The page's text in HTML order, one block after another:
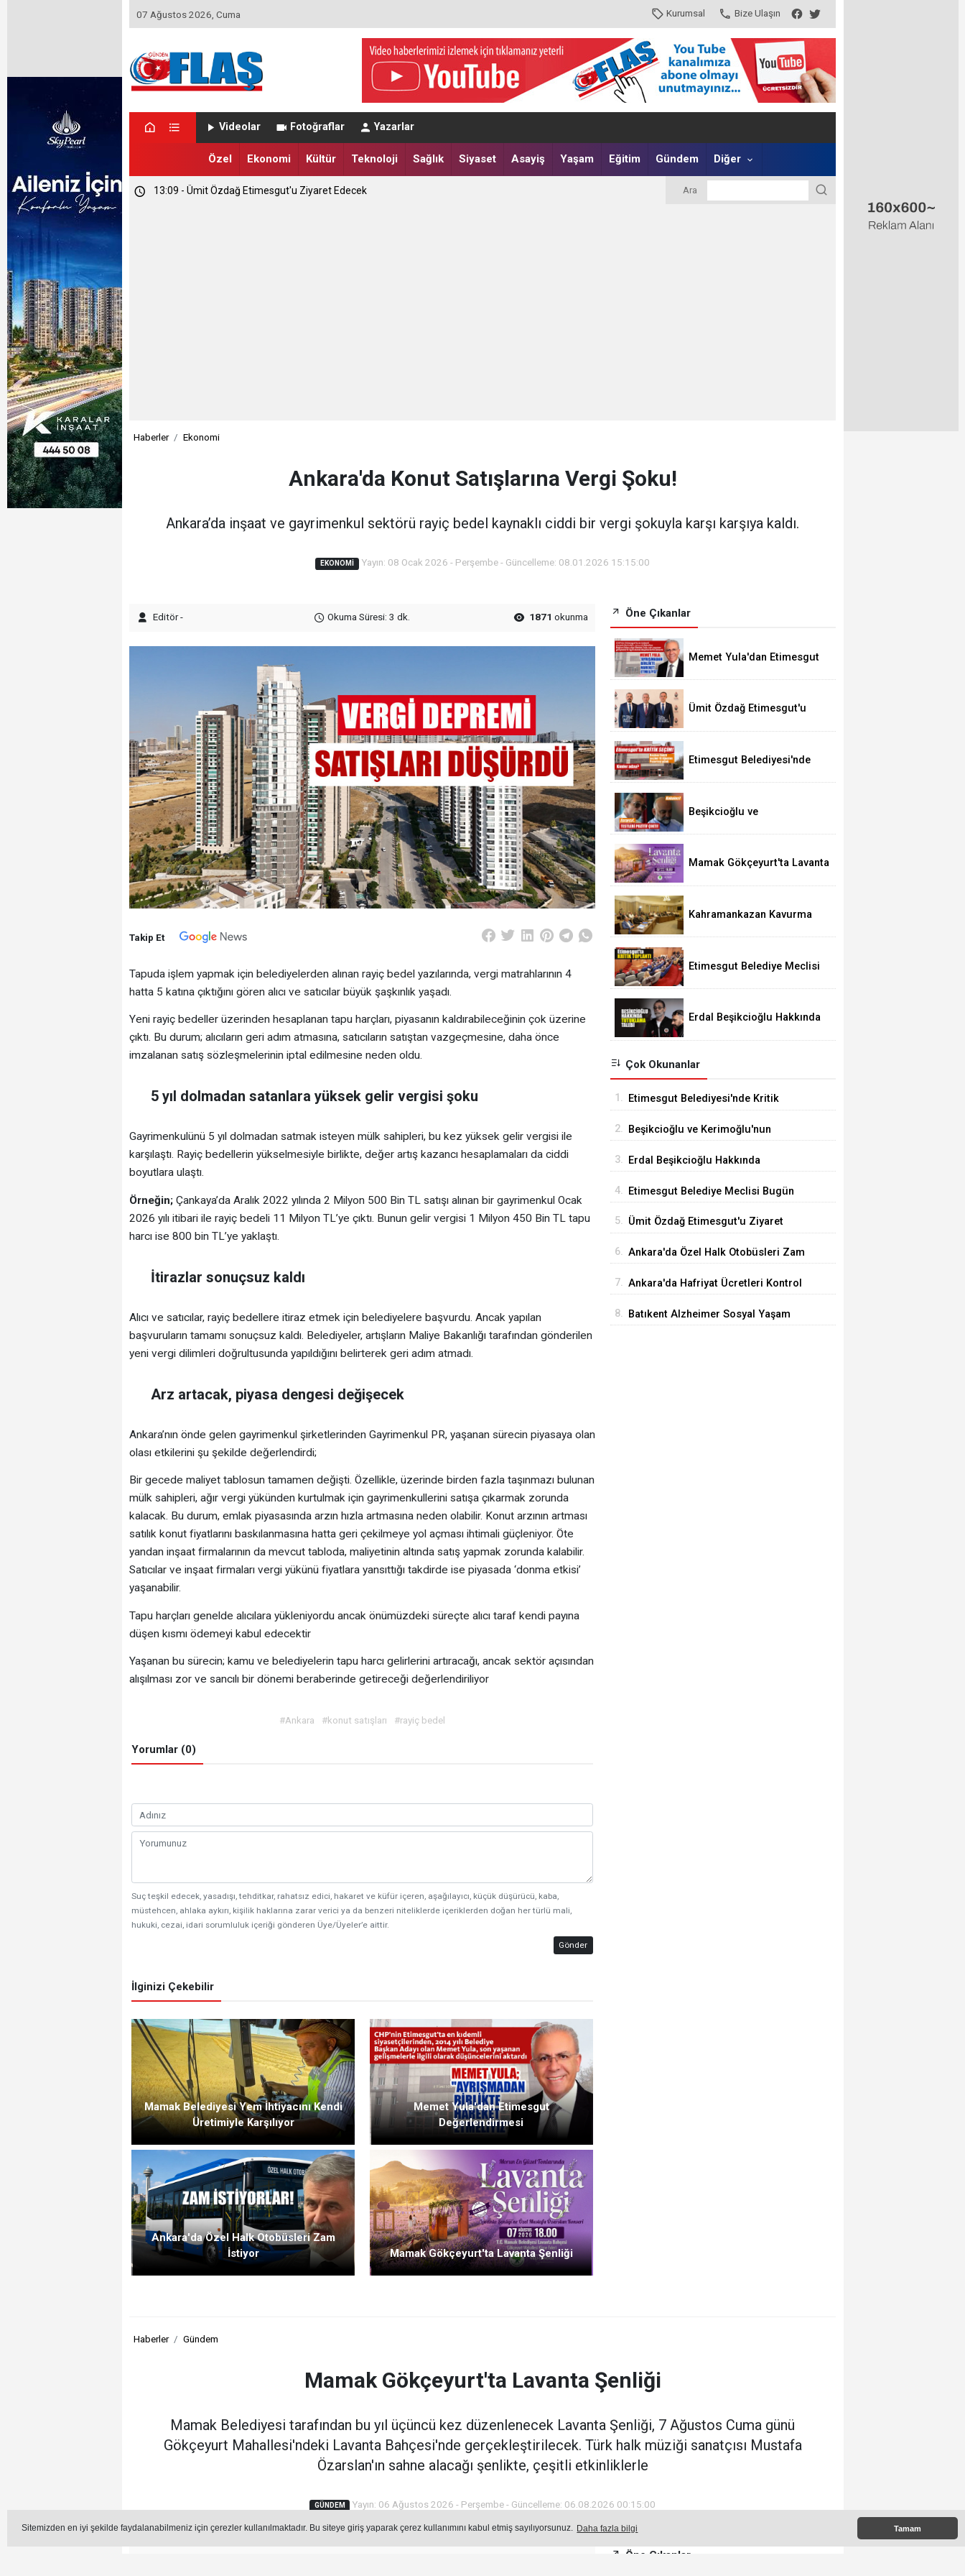
Sitemizden en iyi şekilde faydalanabilmeniz için çerezler kullanılmaktadır. Bu siteye giriş yaparak çerez kullanımını kabul etmiş sayılıyorsunuz. Daha fazla bilgi Tamam
07 Ağustos 2026, Cuma Kurumsal Bize Ulaşın
Videolar Fotoğraflar Yazarlar
Özel Ekonomi Kültür Teknoloji Sağlık Siyaset Asayiş Yaşam Eğitim Gündem Diğer
23:46 - Memet Yula'dan Etimesgut Değerlendirmesi
13:09 - Ümit Özdağ Etimesgut'u Ziyaret Edecek Ara
Haberler Ekonomi
Ankara'da Konut Satışlarına Vergi Şoku!
Ankara’da inşaat ve gayrimenkul sektörü rayiç bedel kaynaklı ciddi bir vergi şokuyla karşı karşıya kaldı.
EKONOMI Yayın: 08 Ocak 2026 - Perşembe - Güncelleme: 08.01.2026 15:15:00
Editör - Okuma Süresi: 3 dk. 1871 okunma
Takip Et
Tapuda işlem yapmak için belediyelerden alınan rayiç bedel yazılarında, vergi matrahlarının 4
hatta 5 katına çıktığını gören alıcı ve satıcılar büyük şaşkınlık yaşadı.
Yeni rayiç bedeller üzerinden hesaplanan tapu harçları, piyasanın kaldırabileceğinin çok üzerine
çıktı. Bu durum; alıcıların geri adım atmasına, satıcıların satıştan vazgeçmesine, daha önce
imzalanan satış sözleşmelerinin iptal edilmesine neden oldu.
5 yıl dolmadan satanlara yüksek gelir vergisi şoku
Gayrimenkulünü 5 yıl dolmadan satmak isteyen mülk sahipleri, bu kez yüksek gelir vergisi ile
karşılaştı. Rayiç bedellerin yükselmesiyle birlikte, değer artış kazancı hesaplamaları da ciddi
boyutlara ulaştı.
Örneğin;Çankaya’da Aralık 2022 yılında 2 Milyon 500 Bin TL satışı alınan bir gayrimenkul Ocak
2026 yılı itibari ile rayiç bedeli 11 Milyon TL’ye çıktı. Bunun gelir vergisi 1 Milyon 450 Bin TL tapu
harcı ise 800 bin TL’ye yaklaştı.
İtirazlar sonuçsuz kaldı
Alıcı ve satıcılar, rayiç bedellere itiraz etmek için belediyelere başvurdu. Ancak yapılan
başvuruların tamamı sonuçsuz kaldı. Belediyeler, artışların Maliye Bakanlığı tarafından gönderilen
yeni vergi dilimleri doğrultusunda yapıldığını belirterek geri adım atmadı.
Arz artacak, piyasa dengesi değişecek
Ankara’nın önde gelen gayrimenkul şirketlerinden Gayrimenkul PR, yaşanan sürecin piyasaya olan
olası etkilerini şu şekilde değerlendirdi;
Bir gecede maliyet tablosun tamamen değişti. Özellikle, üzerinde birden fazla taşınmazı bulunan
mülk sahipleri, ağır vergi yükünden kurtulmak için gayrimenkullerini satışa çıkarmak zorunda
kalacak. Bu durum, emlak piyasasında arzın hızla artmasına neden olabilir. Konut arzının artması
satılık konut fiyatlarını baskılanmasına hatta geri çekilmeye yol açması ihtimali güçleniyor. Öte
yandan inşaat firmalarının da mevcut tabloda, maliyetinin altında satış yapmak zorunda kalabilir.
Satıcılar ve inşaat firmaları vergi yükünü fiyatlara yansıttığı takdirde ise piyasada ‘donma etkisi’
yaşanabilir.
Tapu harçları genelde alıcılara yükleniyordu ancak önümüzdeki süreçte alıcı taraf kendi payına
düşen kısmı ödemeyi kabul edecektir
Yaşanan bu sürecin; kamu ve belediyelerin tapu harcı gelirlerini artıracağı, ancak sektör açısından
alışılması zor ve sancılı bir dönemi beraberinde getireceği değerlendiriliyor
#Ankara #konut satışları #rayiç bedel
Yorumlar (0)
Suç teşkil edecek, yasadışı, tehditkar, rahatsız edici, hakaret ve küfür içeren, aşağılayıcı, küçük düşürücü, kaba,
müstehcen, ahlaka aykırı, kişilik haklarına zarar verici ya da benzeri niteliklerde içeriklerden doğan her türlü mali,
hukuki, cezai, idari sorumluluk içeriği gönderen Üye/Üyeler’e aittir.
Gönder
İlginizi Çekebilir
Mamak Belediyesi Yem İhtiyacını Kendi
Üretimiyle Karşılıyor
Memet Yula'dan Etimesgut
Değerlendirmesi
Ankara'da Özel Halk Otobüsleri Zam
İstiyor
Mamak Gökçeyurt'ta Lavanta Şenliği
Öne Çıkanlar
Memet Yula'dan Etimesgut
Ümit Özdağ Etimesgut'u
Etimesgut Belediyesi'nde
Beşikcioğlu ve
Pozitif Çıktı
Mamak Gökçeyurt'ta Lavanta
Kahramankazan Kavurma
Etimesgut Belediye Meclisi
Erdal Beşikcioğlu Hakkında
Çok Okunanlar
1. Etimesgut Belediyesi'nde Kritik
2. Beşikcioğlu ve Kerimoğlu'nun
3. Erdal Beşikcioğlu Hakkında
4. Etimesgut Belediye Meclisi Bugün
5. Ümit Özdağ Etimesgut'u Ziyaret
6. Ankara'da Özel Halk Otobüsleri Zam
7. Ankara'da Hafriyat Ücretleri Kontrol
8. Batıkent Alzheimer Sosyal Yaşam
Haberler Gündem
Mamak Gökçeyurt'ta Lavanta Şenliği
Mamak Belediyesi tarafından bu yıl üçüncü kez düzenlenecek Lavanta Şenliği, 7 Ağustos Cuma günü
Gökçeyurt Mahallesi'ndeki Lavanta Bahçesi'nde gerçekleştirilecek. Türk halk müziği sanatçısı Mustafa
Özarslan'ın sahne alacağı şenlikte, çeşitli etkinliklerle
GÜNDEM Yayın: 06 Ağustos 2026 - Perşembe - Güncelleme: 06.08.2026 00:15:00
Öne Çıkanlar